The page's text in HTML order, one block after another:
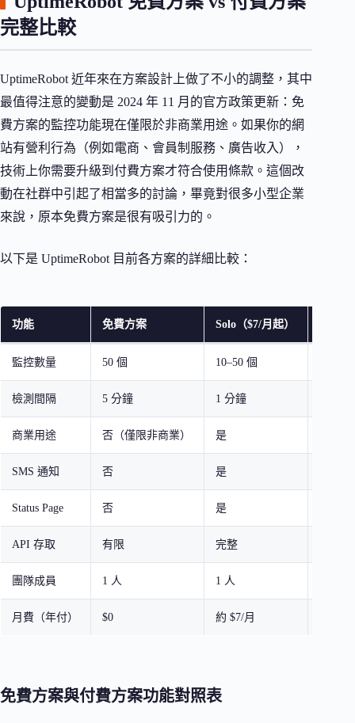
完整比較
UptimeRobot 近年來在方案設計上做了不小的調整，其中
最值得注意的變動是 2024 年 11 月的官方政策更新：免
費方案的監控功能現在僅限於非商業用途。如果你的網
站有營利行為（例如電商、會員制服務、廣告收入），
技術上你需要升級到付費方案才符合使用條款。這個改
動在社群中引起了相當多的討論，畢竟對很多小型企業
來說，原本免費方案是很有吸引力的。
以下是 UptimeRobot 目前各方案的詳細比較：
功能 免費方案 Solo（$7/月起）
監控數量 50 個 10–50 個
檢測間隔 5 分鐘 1 分鐘
商業用途 否（僅限非商業） 是
SMS 通知 否 是
Status Page 否 是
API 存取 有限 完整
團隊成員 1 人 1 人
月費（年付） $0 約 $7/月
免費方案與付費方案功能對照表